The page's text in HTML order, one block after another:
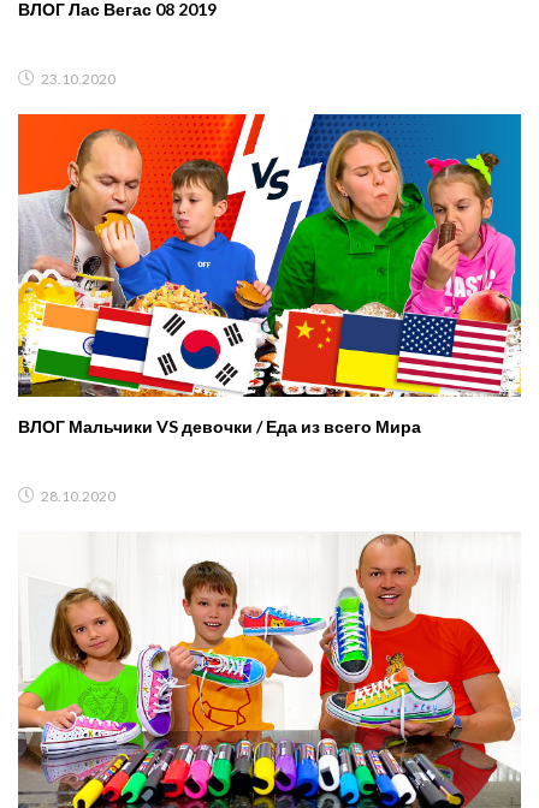
ВЛОГ Лас Вегас 08 2019
23.10.2020
ВЛОГ Мальчики VS девочки / Еда из всего Мира
28.10.2020